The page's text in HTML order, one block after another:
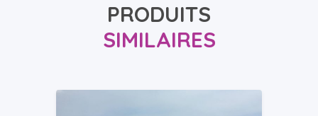
PRODUITS
SIMILAIRES